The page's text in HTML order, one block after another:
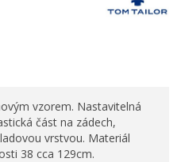
vzorem. Nastavitelná
část na zádech,
vrstvou. Materiál
38 cca 129cm.